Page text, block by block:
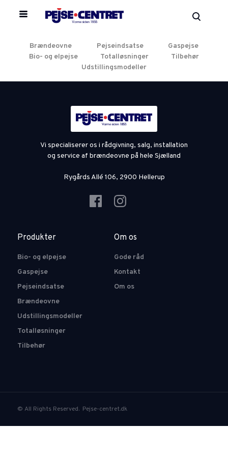
Brændeovne Pejseindsatse
Gaspejse
Bio- og elpejse
Totalløsninger
Tilbehør
Udstillingsmodeller
Vi specialiserer os i rådgivning, salg, installation
og service af brændeovne på hele Sjælland
Rygårds Allé 106, 2900 Hellerup
Produkter
Bio- og elpejse
Gaspejse
Pejseindsatse
Brændeovne
Udstillingsmodeller
Totalløsninger
Tilbehør
Om os
Gode råd
Kontakt
Om os
© All Rights Reserved. Pejse-centret.dk